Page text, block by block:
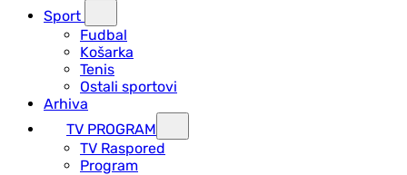
Sport
Fudbal
Košarka
Tenis
Ostali sportovi
Arhiva
TV PROGRAM
ТV Raspored
Program